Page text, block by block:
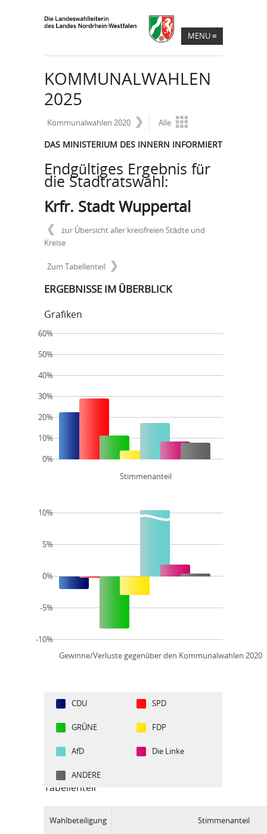
MENU≡
KOMMUNALWAHLEN
2025
Kommunalwahlen 2020 Alle
DAS MINISTERIUM DES INNERN INFORMIERT
Endgültiges Ergebnis für
die Stadtratswahl:
Krfr. Stadt Wuppertal
zur Übersicht aller kreisfreien Städte und
Kreise
Zum Tabellenteil
ERGEBNISSE IM ÜBERBLICK
Grafiken
Stimmenanteil
60%
50%
40%
30%
20%
10%
0%
Gewinne/Verluste gegenüber den Kommunalwahlen 2020
10%
5%
0%
-5%
-10%
CDU SPD
GRÜNE FDP
AfD Die Linke
ANDERE
Tabellenteil
Wahlbeteiligung Stimmenanteil